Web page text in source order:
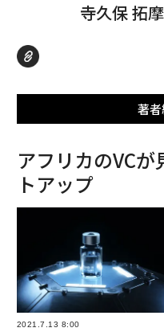
寺久保 拓摩
著
アフリカのVC
トアップ
2021.7.13 8:00